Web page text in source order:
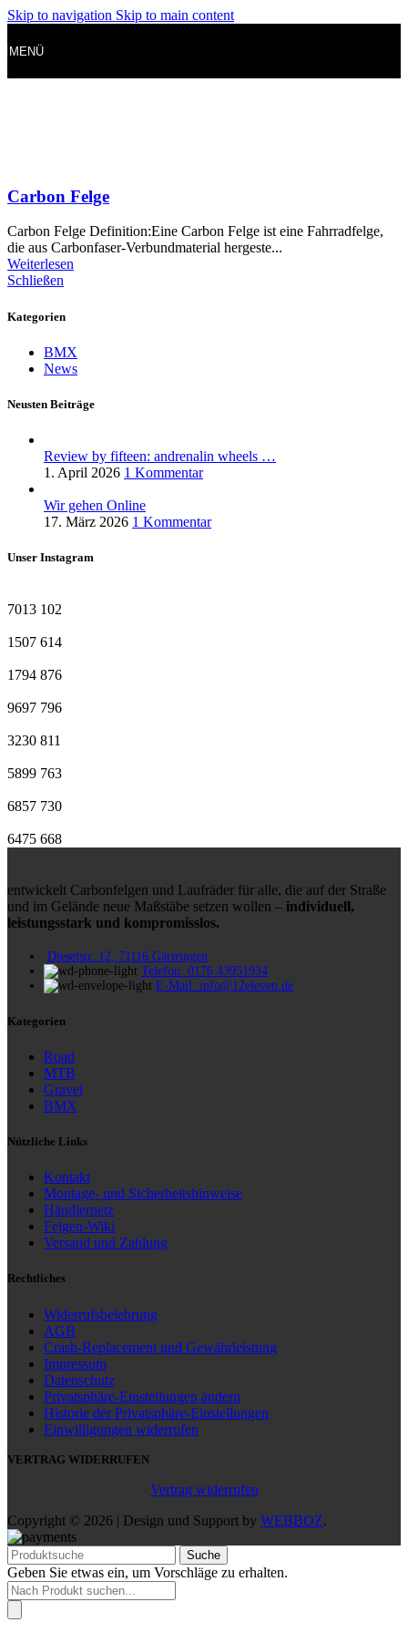
Skip to navigation Skip to main content
MENÜ
Carbon Felge
Carbon Felge Definition:Eine Carbon Felge ist eine Fahrradfelge,
die aus Carbonfaser-Verbundmaterial hergeste...
Weiterlesen
Schließen
Kategorien
BMX
News
Neusten Beiträge
Review by fifteen: andrenalin wheels …
1. April 2026 1 Kommentar
Wir gehen Online
17. März 2026 1 Kommentar
Unser Instagram
7013 102
1507 614
1794 876
9697 796
3230 811
5899 763
6857 730
6475 668
entwickelt Carbonfelgen und Laufräder für alle, die auf der Straße
und im Gelände neue Maßstäbe setzen wollen – individuell,
leistungsstark und kompromisslos.
Dieselstr. 12, 71116 Gärtringen
Telefon: 0176 43951934
E-Mail: info@12eleven.de
Kategorien
Road
MTB
Gravel
BMX
Nützliche Links
Kontakt
Montage- und Sicherheitshinweise
Händlernetz
Felgen-Wiki
Versand und Zahlung
Rechtliches
Widerrufsbelehrung
AGB
Crash-Replacement und Gewährleistung
Impressum
Datenschutz
Privatsphäre-Einstellungen ändern
Historie der Privatsphäre-Einstellungen
Einwilligungen widerrufen
VERTRAG WIDERRUFEN
Vertrag widerrufen
Copyright © 2026 | Design und Support by WEBBOZ.
Suche
Geben Sie etwas ein, um Vorschläge zu erhalten.
Products
search